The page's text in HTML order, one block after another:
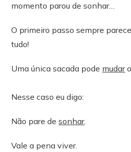
momento parou de sonhar…
O primeiro passo sempre
tudo!
Uma única sacada pode mudar
Nesse caso eu digo:
Não pare desonhar.
Vale a pena viver.